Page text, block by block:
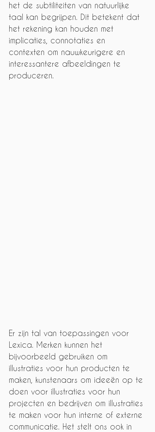
het de subtiliteiten van natuurlijke
taal kan begrijpen. Dit betekent dat
het rekening kan houden met
implicaties, connotaties en
contexten om nauwkeurigere en
interessantere afbeeldingen te
produceren.
Er zijn tal van toepassingen voor
Lexica. Merken kunnen het
bijvoorbeeld gebruiken om
illustraties voor hun producten te
maken, kunstenaars om ideeën op te
doen voor illustraties voor hun
projecten en bedrijven om illustraties
te maken voor hun interne of externe
communicatie. Het stelt ons ook in